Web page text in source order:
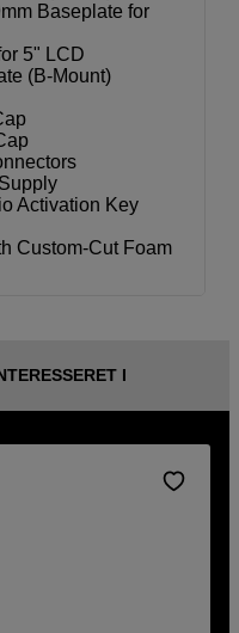
Baseplate for
5" LCD
(B-Mount)
Activation Key
Custom-Cut Foam
I